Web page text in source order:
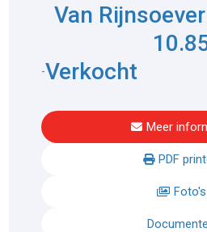
Van
-Verkocht
Meer
PDF
Foto's